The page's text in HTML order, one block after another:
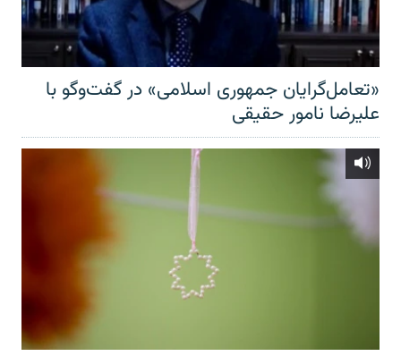
«تعامل‌گرایان جمهوری اسلامی» در گفت‌وگو با
علیرضا نامور حقیقی